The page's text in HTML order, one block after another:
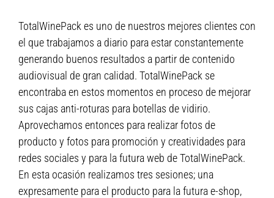
TotalWinePack es uno de nuestros mejores clientes con
el que trabajamos a diario para estar constantemente
generando buenos resultados a partir de contenido
audiovisual de gran calidad. TotalWinePack se
encontraba en estos momentos en proceso de mejorar
sus cajas anti-roturas para botellas de vidirio.
Aprovechamos entonces para realizar fotos de
producto y fotos para promoción y creatividades para
redes sociales y para la futura web de TotalWinePack.
En esta ocasión realizamos tres sesiones; una
expresamente para el producto para la futura e-shop,